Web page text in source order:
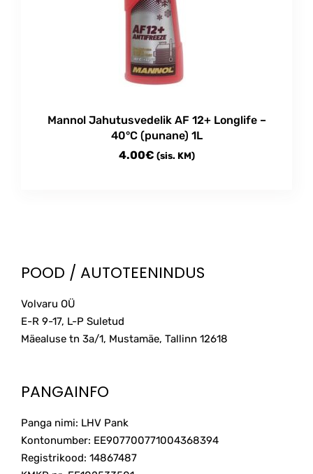
Mannol Jahutusvedelik AF 12+ Longlife –
40°C (punane) 1L
4.00€ (sis. KM)
POOD / AUTOTEENINDUS
Volvaru OÜ
E-R 9-17, L-P Suletud
Mäealuse tn 3a/1, Mustamäe, Tallinn 12618
PANGAINFO
Panga nimi: LHV Pank
Kontonumber: EE907700771004368394
Registrikood: 14867487